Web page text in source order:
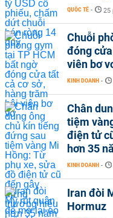
QUỐC TẾ - 25
Chuỗi
đóng
viên bơ
KINH DOANH -
Chân
tiệm
điện tử
hơn 35
KINH DOANH -
Iran đòi
Hormuz